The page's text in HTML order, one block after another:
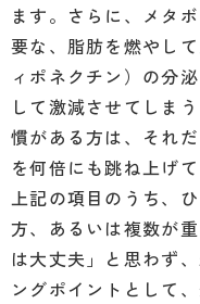
ます。さらに、メタ
要な、脂肪を燃やし
ィポネクチン）の分
して激減させてしま
慣がある方は、それ
を何倍にも跳ね上げ
上記の項目のうち、
方、あるいは複数が
は大丈夫」と思わず
ングポイントとして